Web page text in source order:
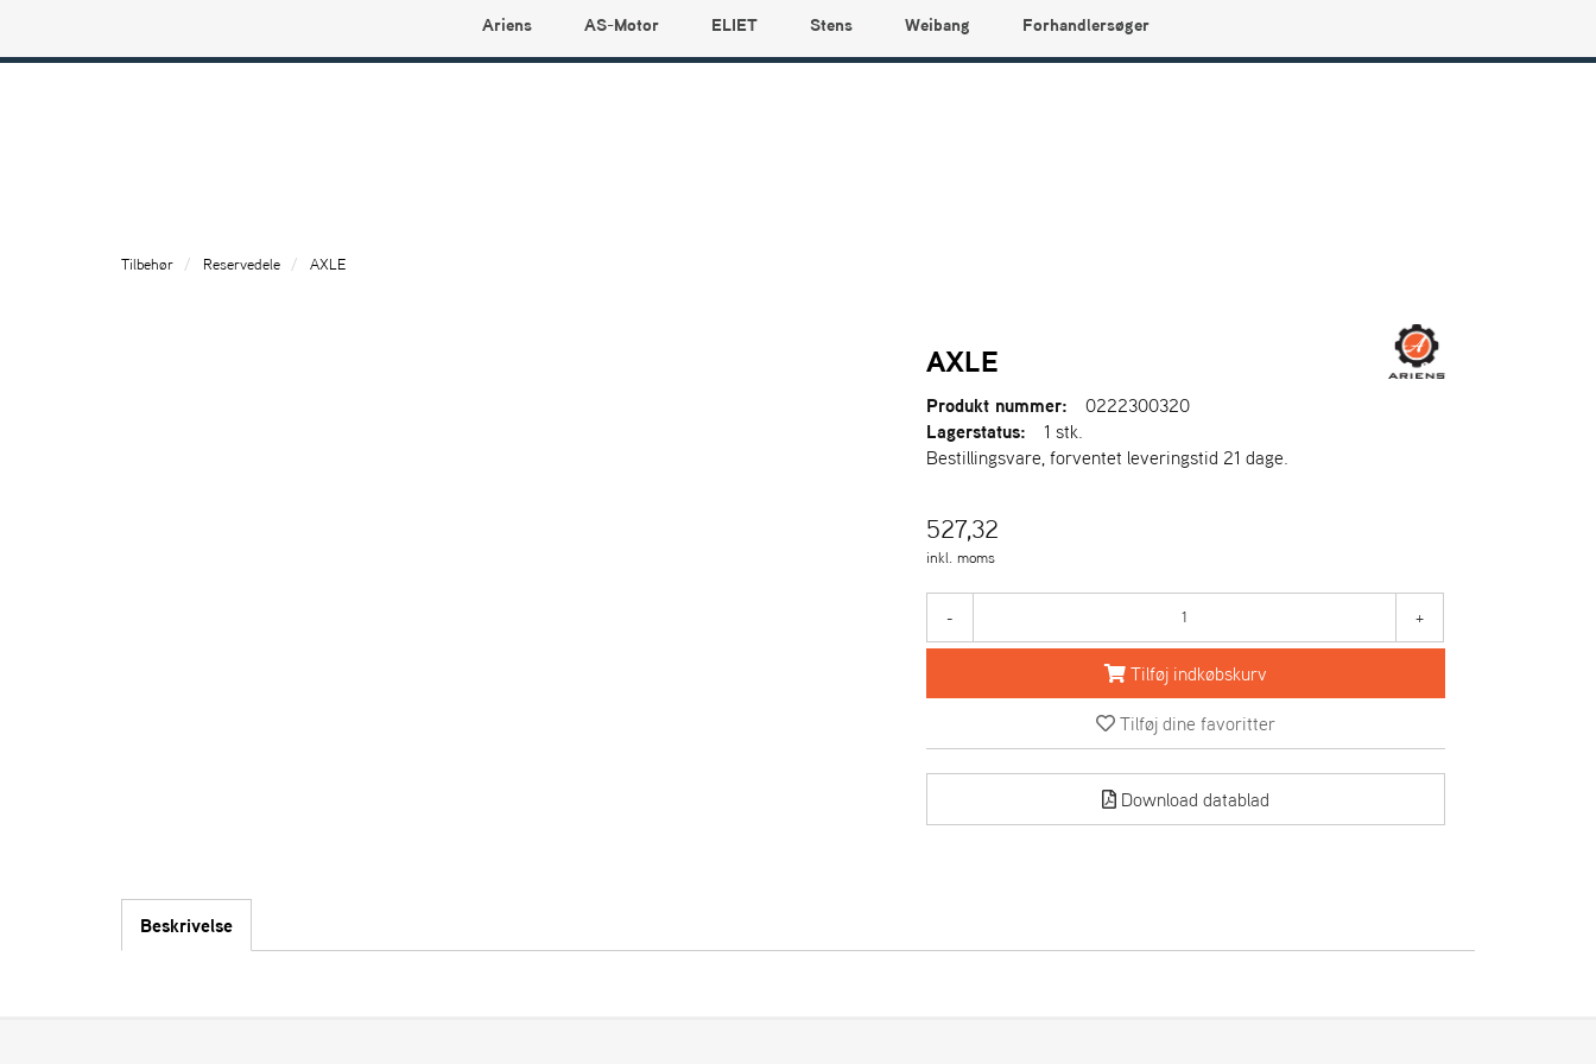
Ariens AS-Motor ELIET Stens Weibang Forhandlersøger
Tilbehør Reservedele AXLE
AXLE
Produkt nummer:
0222300320
Lagerstatus:
1 stk.
Bestillingsvare, forventet leveringstid 21 dage.
527,32
inkl. moms
- +
Tilføj indkøbskurv
Tilføj dine favoritter
Download datablad
Beskrivelse